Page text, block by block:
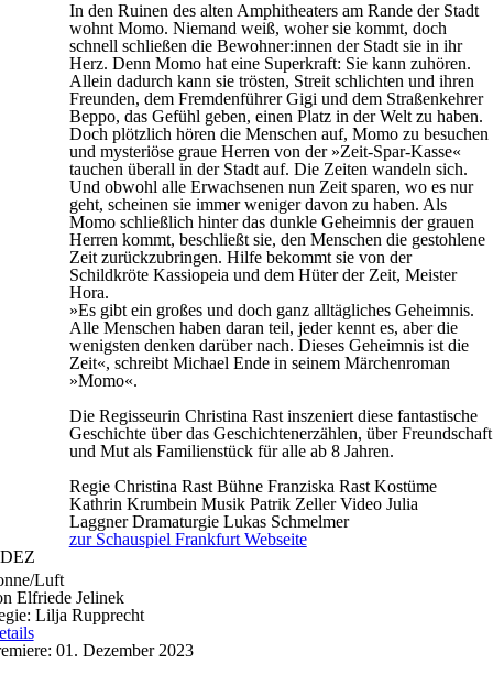
In den Ruinen des alten Amphitheaters am Rande der Stadt
wohnt Momo. Niemand weiß, woher sie kommt, doch
schnell schließen die Bewohner:innen der Stadt sie in ihr
Herz. Denn Momo hat eine Superkraft: Sie kann zuhören.
Allein dadurch kann sie trösten, Streit schlichten und ihren
Freunden, dem Fremdenführer Gigi und dem Straßenkehrer
Beppo, das Gefühl geben, einen Platz in der Welt zu haben.
Doch plötzlich hören die Menschen auf, Momo zu besuchen
und mysteriöse graue Herren von der »Zeit-Spar-Kasse«
tauchen überall in der Stadt auf. Die Zeiten wandeln sich.
Und obwohl alle Erwachsenen nun Zeit sparen, wo es nur
geht, scheinen sie immer weniger davon zu haben. Als
Momo schließlich hinter das dunkle Geheimnis der grauen
Herren kommt, beschließt sie, den Menschen die gestohlene
Zeit zurückzubringen. Hilfe bekommt sie von der
Schildkröte Kassiopeia und dem Hüter der Zeit, Meister
Hora.
»Es gibt ein großes und doch ganz alltägliches Geheimnis.
Alle Menschen haben daran teil, jeder kennt es, aber die
wenigsten denken darüber nach. Dieses Geheimnis ist die
Zeit«, schreibt Michael Ende in seinem Märchenroman
»Momo«.
Die Regisseurin Christina Rast inszeniert diese fantastische
Geschichte über das Geschichtenerzählen, über Freundschaft
und Mut als Familienstück für alle ab 8 Jahren.
RegieChristina Rast BühneFranziska Rast Kostüme
Kathrin Krumbein MusikPatrik ZellerVideoJulia
LaggnerDramaturgieLukas Schmelmer
zur Schauspiel Frankfurt Webseite
DEZ
Luft
Elfriede Jelinek
Lilja Rupprecht
01. Dezember 2023